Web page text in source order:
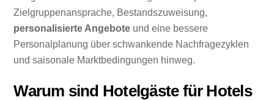
Zielgruppenansprache, Bestandszuweisung,
personalisierte Angebote und eine bessere
Personalplanung über schwankende Nachfragezyklen
und saisonale Marktbedingungen hinweg.
Warum sind Hotelgäste für Hotels